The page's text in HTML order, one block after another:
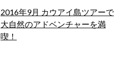
2016年9月 カウアイ島ツアーで
大自然のアドベンチャーを満
喫！